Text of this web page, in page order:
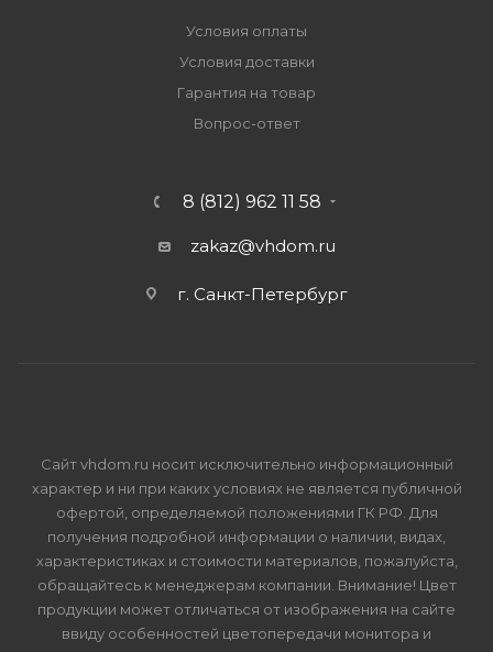
Условия оплаты
Условия доставки
Гарантия на товар
Вопрос-ответ
8 (812) 962 11 58
zakaz@vhdom.ru
г. Санкт-Петербург
Сайт vhdom.ru носит исключительно информационный
характер и ни при каких условиях не является публичной
офертой, определяемой положениями ГК РФ. Для
получения подробной информации о наличии, видах,
характеристиках и стоимости материалов, пожалуйста,
обращайтесь к менеджерам компании. Внимание! Цвет
продукции может отличаться от изображения на сайте
ввиду особенностей цветопередачи монитора и